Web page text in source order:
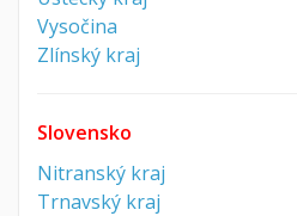
Vysočina
Zlínský kraj
Slovensko
Nitranský kraj
Trnavský kraj